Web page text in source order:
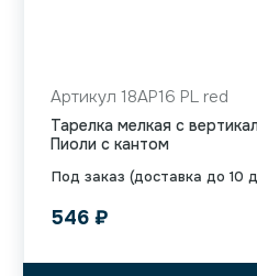
Под заказ (доставка до 10
Артикул 18AP16 PL red
Тарелка мелкая с
Пиоли с кантом
546 ₽